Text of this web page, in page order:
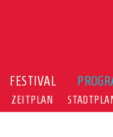
FESTIVAL
ZEITPLAN